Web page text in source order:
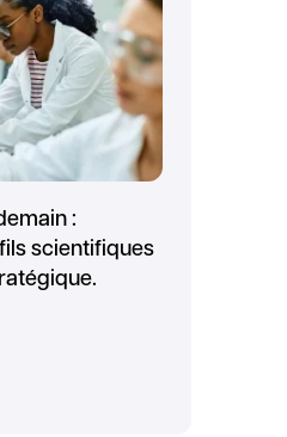
:
scientifiques